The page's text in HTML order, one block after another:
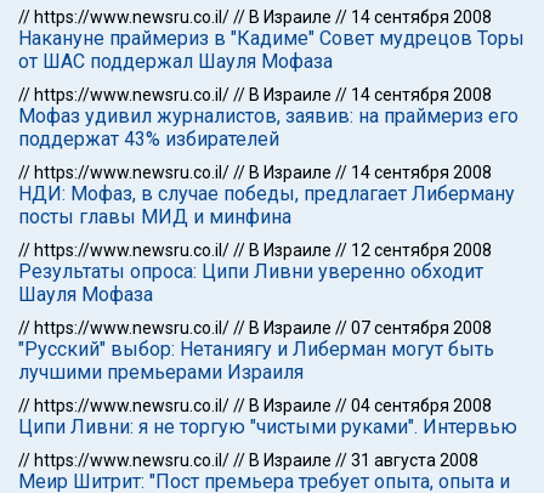
// https://www.newsru.co.il/// В Израиле // 14 сентября 2008
Накануне праймериз в "Кадиме" Совет мудрецов Торы
от ШАС поддержал Шауля Мофаза
// https://www.newsru.co.il/// В Израиле // 14 сентября 2008
Мофаз удивил журналистов, заявив: на праймериз его
поддержат 43% избирателей
// https://www.newsru.co.il/// В Израиле // 14 сентября 2008
НДИ: Мофаз, в случае победы, предлагает Либерману
посты главы МИД и минфина
// https://www.newsru.co.il/// В Израиле // 12 сентября 2008
Результаты опроса: Ципи Ливни уверенно обходит
Шауля Мофаза
// https://www.newsru.co.il/// В Израиле //07 сентября 2008
"Русский" выбор: Нетаниягу и Либерман могут быть
лучшими премьерами Израиля
// https://www.newsru.co.il/// В Израиле //04 сентября 2008
Ципи Ливни: я не торгую "чистыми руками". Интервью
// https://www.newsru.co.il/// В Израиле //31 августа 2008
Меир Шитрит: "Пост премьера требует опыта, опыта и